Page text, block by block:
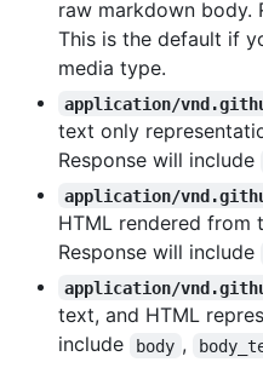
raw markdown body.
This is the default if
media type.
application/
text only
Response will include
application/
HTML rendered from
Response will include
application/
text, and HTML
include
body ,